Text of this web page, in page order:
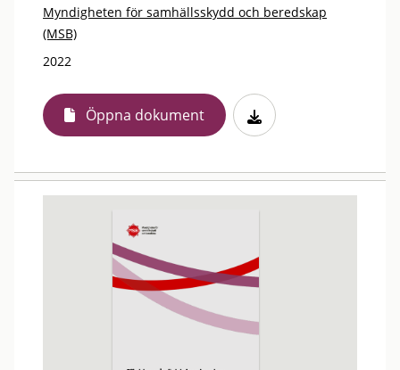
Myndigheten för samhällsskydd och beredskap
(MSB)
2022
Öppna dokument